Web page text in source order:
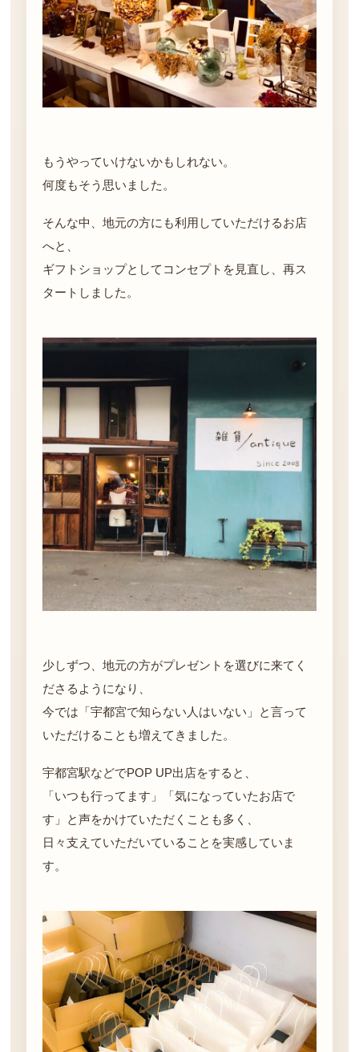
もうやっていけないかもしれない。
何度もそう思いました。
そんな中、地元の方にも利用していただけるお店
へと、
ギフトショップとしてコンセプトを見直し、再ス
タートしました。
少しずつ、地元の方がプレゼントを選びに来てく
ださるようになり、
今では「宇都宮で知らない人はいない」と言って
いただけることも増えてきました。
宇都宮駅などでPOP UP出店をすると、
「いつも行ってます」「気になっていたお店で
す」と声をかけていただくことも多く、
日々支えていただいていることを実感していま
す。